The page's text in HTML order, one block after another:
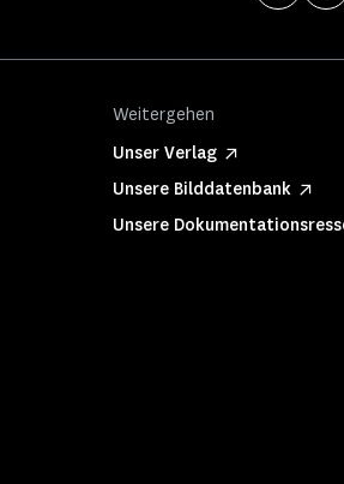
Weitergehen
Unser Verlag
Unsere Bilddatenbank
Unsere